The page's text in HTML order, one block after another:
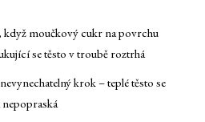
když moučkový cukr na povrchu
se těsto v troubě roztrhá
krok – teplé těsto se
nepopraská